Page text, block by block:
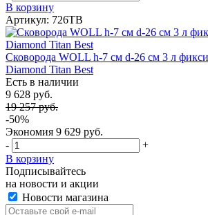
В корзину
Артикул: 726TB
Сковорода WOLL h-7 см d-26 см 3 л
Diamond Titan Best
Есть в наличии
9 628 руб.
19 257 руб.
-50%
Экономия 9 629 руб.
-
+
В корзину
Подписывайтесь
на новости и акции
Новости магазина